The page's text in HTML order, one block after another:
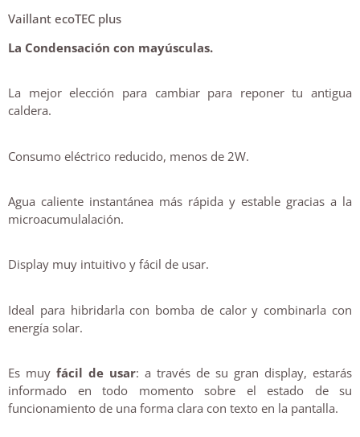
Vaillant ecoTEC plus
La Condensación con mayúsculas.
La mejor elección para cambiar para reponer tu antigua
caldera.
Consumo eléctrico reducido, menos de 2W.
Agua caliente instantánea más rápida y estable gracias a la
microacumulalación.
Display muy intuitivo y fácil de usar.
Ideal para hibridarla con bomba de calor y combinarla con
energía solar.
Es muy fácil de usar: a través de su gran display, estarás
informado en todo momento sobre el estado de su
funcionamiento de una forma clara con texto en la pantalla.